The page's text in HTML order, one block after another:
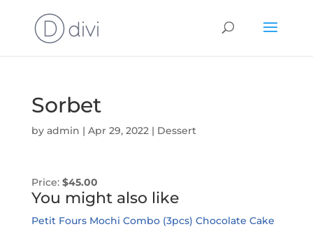
Sorbet
by admin | Apr 29, 2022| Dessert
Price: $45.00
You might also like
Petit Fours Mochi Combo (3pcs) Chocolate Cake